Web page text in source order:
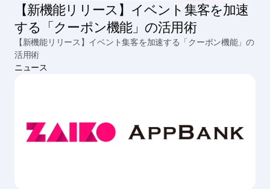
【新機能リリース】イベント集客を加速
する「クーポン機能」の活用術
【新機能リリース】イベント集客を加速する「クーポン機能」の
活用術
ニュース